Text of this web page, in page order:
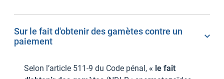
Sur le fait d'obtenir des gamètes contre un
paiement
Selon l’article 511-9 du Code pénal, « le fait